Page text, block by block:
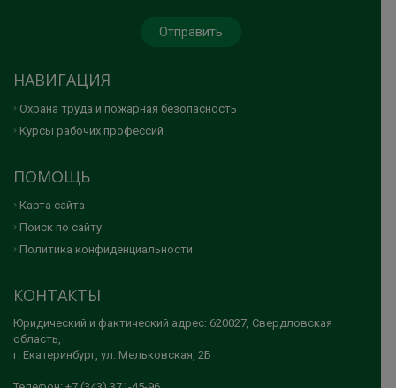
НАВИГАЦИЯ
Охрана труда и пожарная безопасность
Курсы рабочих профессий
ПОМОЩЬ
Карта сайта
Поиск по сайту
Политика конфиденциальности
КОНТАКТЫ
Юридический и фактический адрес: 620027, Свердловская
область,
г. Екатеринбург, ул. Мельковская, 2Б